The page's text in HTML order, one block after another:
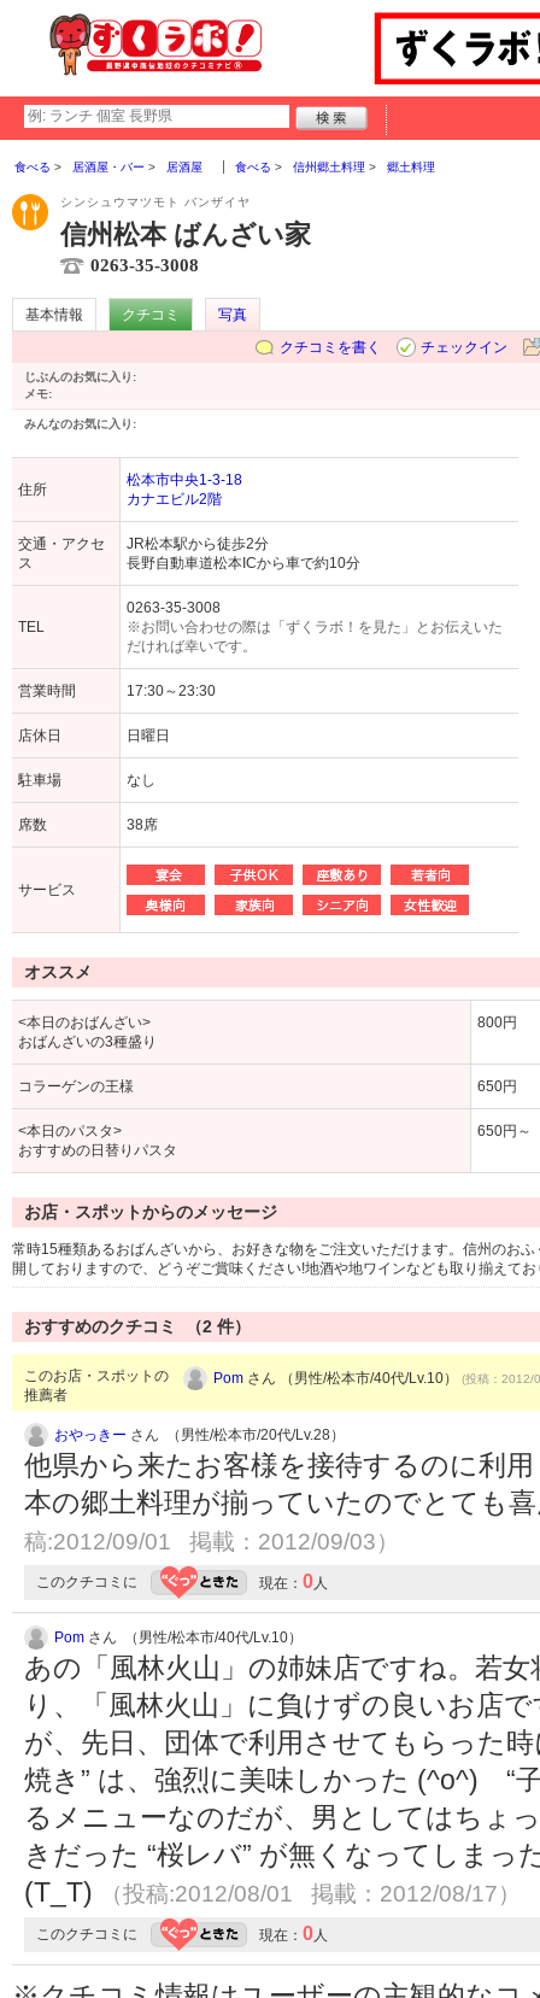
食べる 居酒屋・バー 居酒屋 食べる 信州郷土料理 郷土料理
シンシュウマツモト バンザイヤ
信州松本 ばんざい家
0263-35-3008
基本情報 クチコミ
写真
クチコミを書く
チェックイン
じぶんのお気に入り:
メモ:
みんなのお気に入り:
住所
松本市中央1-3-18
カナエビル2階
交通・アクセ
ス
JR松本駅から徒歩2分
長野自動車道松本ICから車で約10分
TEL
0263-35-3008
※お問い合わせの際は「ずくラボ！を見た」とお伝えいた
だければ幸いです。
営業時間 17:30～23:30
店休日 日曜日
駐車場 なし
席数 38席
サービス
オススメ
<本日のおばんざい>
おばんざいの3種盛り
800円
コラーゲンの王様 650円
<本日のパスタ>
おすすめの日替りパスタ
650円～
お店・スポットからのメッセージ
常時15種類あるおばんざいから、お好きな物をご注文いただけます。信州のお
開しておりますので、どうぞご賞味ください!地酒や地ワインなども取り揃えて
おすすめのクチコミ （2 件）
このお店・スポットの
推薦者
Pom さん （男性/松本市/40代/Lv.10） (投稿：2012/
おやっきー さん （男性/松本市/20代/Lv.28）
他県から来たお客様を接待するのに利
本の郷土料理が揃っていたのでとても
稿:2012/09/01 掲載：2012/09/03）
このクチコミに 現在： 0人
Pom さん （男性/松本市/40代/Lv.10）
あの「風林火山」の姉妹店ですね。若
り、「風林火山」に負けずの良いお店
が、先日、団体で利用させてもらった
焼き” は、強烈に美味しかった (^o^) “
るメニューなのだが、男としてはちょ
きだった “桜レバ” が無くなってしまっ
(T_T)
（投稿:2012/08/01 掲載：2012/08/17）
このクチコミに 現在： 0人